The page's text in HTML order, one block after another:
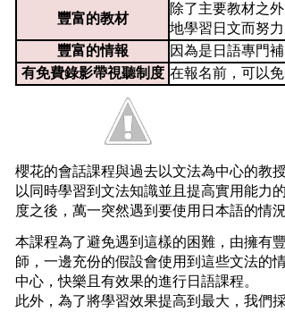
豐富的教材
除了主要教材之
地學習日文而努力
豐富的情報
因為是日語專門
有免費錄影帶視聽制度 在報名前，可以
櫻花的會話課程與過去以文法為中心的教
以同時學習到文法知識並且提高實用能力
度之後，萬一突然遇到要使用日本語的情
本課程為了避免遇到這樣的困難，由擁有
師，一邊充份的假設會使用到這些文法的
中心，快樂且有效果的進行日語課程。
此外，為了將學習效果提高到最大，我們